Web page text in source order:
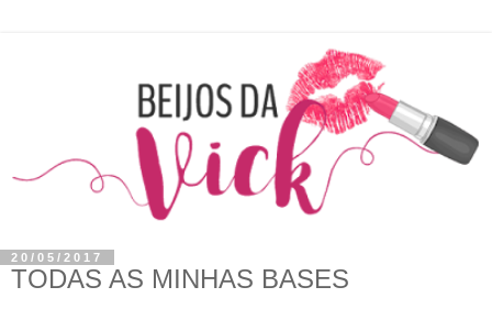
20/05/2017
TODAS AS MINHAS BASES